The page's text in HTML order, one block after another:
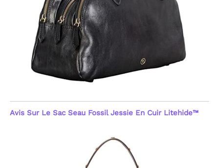
Avis Sur Le Sac Seau Fossil Jessie En Cuir Litehide™